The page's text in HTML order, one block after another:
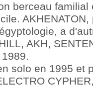
berceau familial
a
AKH,
solo en 1995 et